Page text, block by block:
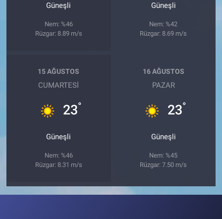
Güneşli
Nem: %46
Rüzgar: 8.89 m/s
Güneşli
Nem: %42
Rüzgar: 8.69 m/s
15 AĞUSTOS
CUMARTESI
23°
Güneşli
Nem: %46
Rüzgar: 8.31 m/s
16 AĞUSTOS
PAZAR
23°
Güneşli
Nem: %45
Rüzgar: 7.50 m/s